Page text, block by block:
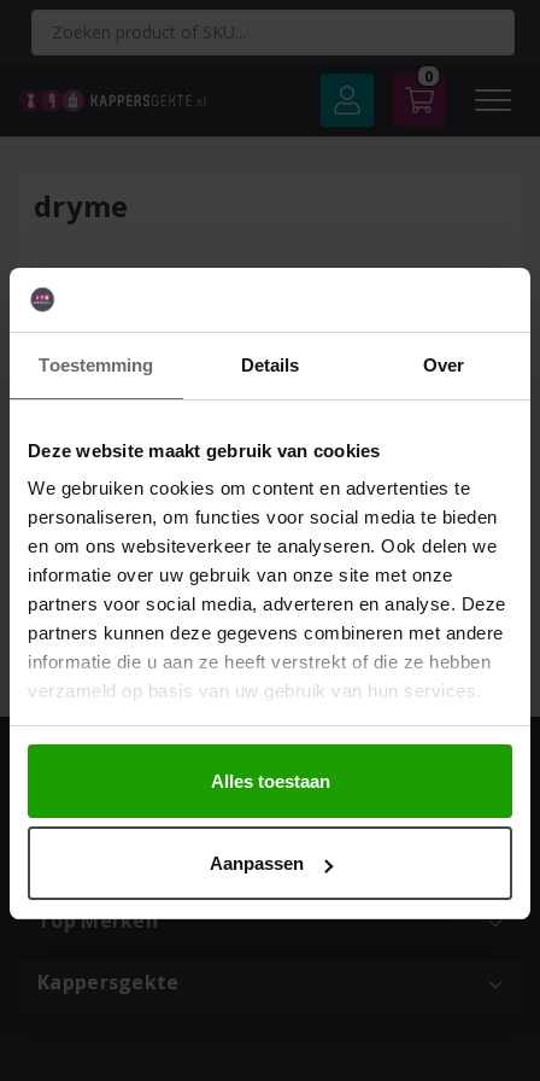
Toestemming Details Over
Deze website maakt gebruik van cookies
We gebruiken cookies om content en advertenties te
personaliseren, om functies voor social media te bieden
en om ons websiteverkeer te analyseren. Ook delen we
informatie over uw gebruik van onze site met onze
partners voor social media, adverteren en analyse. Deze
partners kunnen deze gegevens combineren met andere
informatie die u aan ze heeft verstrekt of die ze hebben
verzameld op basis van uw gebruik van hun services.
Alles toestaan
Aanpassen
Spring
0
dryme
Geef een reactie
Je moetingelogd zijn op om een reactie te plaatsen.
Populaire categorieën
Top Merken
Kappersgekte